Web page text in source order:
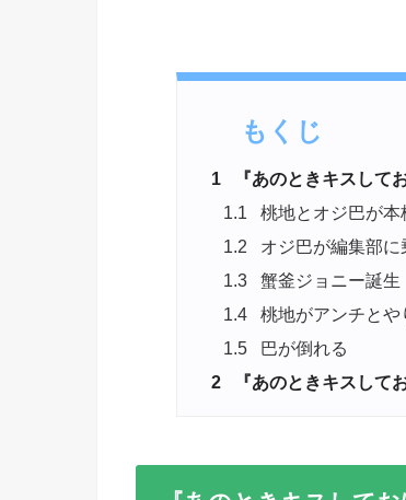
もくじ
1
『あのときキスして
1.1
桃地とオジ巴が本
1.2
オジ巴が編集部に
1.3
蟹釜ジョニー誕生
1.4
桃地がアンチとや
1.5
巴が倒れる
2
『あのときキスして